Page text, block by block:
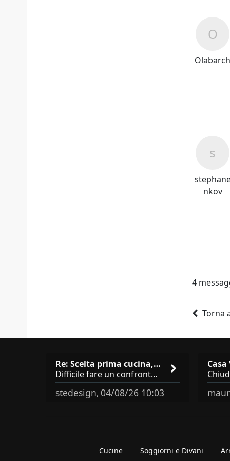
Olabarch
nkov
4
Torna
Re: Scelta prima cucina, Modu…
Difficile fare un confronto! Da Veneta hai aggiunto i pensili a tutta altezza e una colonna dispensa da 30, che da soli
stedesign, 04/08/26 10:03
Cucine Soggiorni e Divani